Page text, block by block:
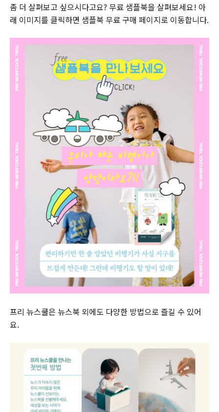
좀 더 살펴보고 싶으시다고요? 무료 샘플북을 살펴보세요! 아
래 이미지를 클릭하면 샘플북 무료 구매 페이지로 이동합니다.
프리 뉴스쿨은 뉴스북 외에도 다양한 방법으로 즐길 수 있어
요.